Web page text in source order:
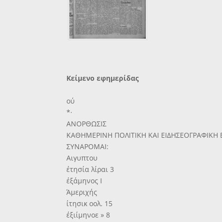
Κείμενο εφημερίδας
ού
*·
ΑΝΟΡΘΩΣΙΣ
ΚΑΘΗΜΕΡΙΝΗ ΠΟΛΙΤΙΚΗ ΚΑΙ ΕΙΔΗΣΕΟΓΡΑΦΙΚΗ
ΣΥΝΑΡΟΜΑΙ:
Αιγυπτου
έτησία λίραι 3
έξάμηνος Ι
Άμεριχής
ίτησικ οολ. 15
έξιίμηνοε » 8